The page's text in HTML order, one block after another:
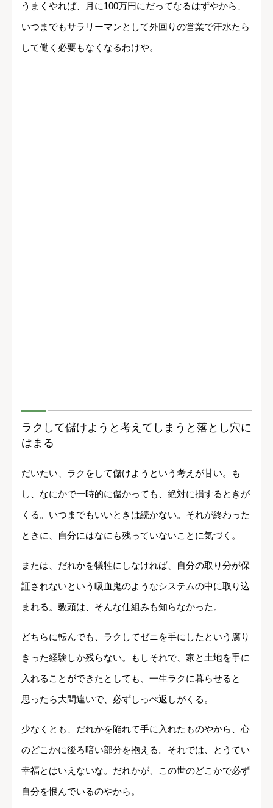
うまくやれば、月に100万円にだってなるはずやから、
いつまでもサラリーマンとして外回りの営業で汗水たら
して働く必要もなくなるわけや。
ラクして儲けようと考えてしまうと落とし穴に
はまる
だいたい、ラクをして儲けようという考えが甘い。も
し、なにかで一時的に儲かっても、絶対に損するときが
くる。いつまでもいいときは続かない。それが終わった
ときに、自分にはなにも残っていないことに気づく。
または、だれかを犠牲にしなければ、自分の取り分が保
証されないという吸血鬼のようなシステムの中に取り込
まれる。教頭は、そんな仕組みも知らなかった。
どちらに転んでも、ラクしてゼニを手にしたという腐り
きった経験しか残らない。もしそれで、家と土地を手に
入れることができたとしても、一生ラクに暮らせると
思ったら大間違いで、必ずしっぺ返しがくる。
少なくとも、だれかを陥れて手に入れたものやから、心
のどこかに後ろ暗い部分を抱える。それでは、とうてい
幸福とはいえないな。だれかが、この世のどこかで必ず
自分を恨んでいるのやから。